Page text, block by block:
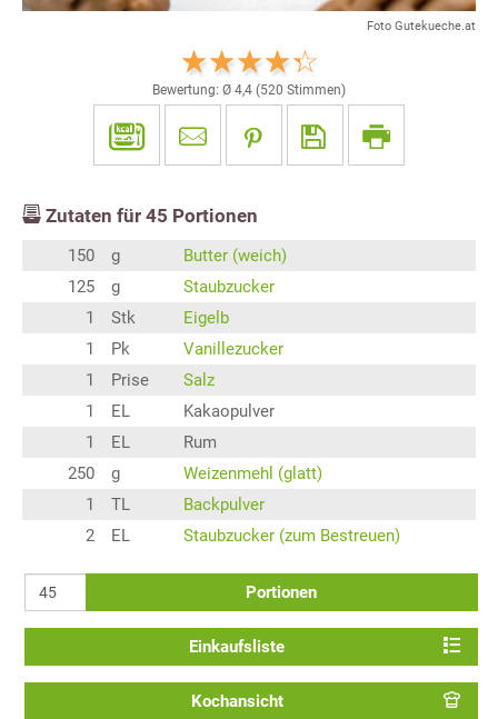
Foto Gutekueche.at
Bewertung: Ø 4,4 (520 Stimmen)
Zutaten für 45 Portionen
150 g
Butter (weich)
125
g
Staubzucker
1
Stk
Eigelb
1
Pk
Vanillezucker
1
Prise
Salz
1
EL
Kakaopulver
1
EL
Rum
250
g
Weizenmehl (glatt)
1
TL
Backpulver
2
EL Staubzucker (zum Bestreuen)
Portionen
Einkaufsliste
Kochansicht